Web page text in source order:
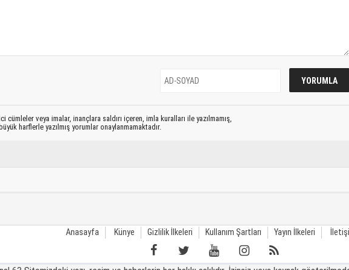
cümleler veya imalar, inançlara saldırı içeren, imla kuralları ile yazılmamış,
harflerle yazılmış yorumlar onaylanmamaktadır.
Anasayfa Künye Gizlilik İlkeleri Kullanım Şartları Yayın İlkeleri